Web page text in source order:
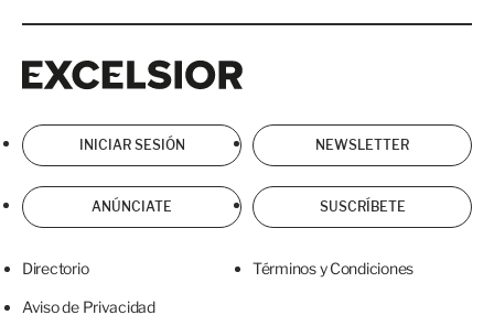
INICIAR SESIÓN
ANÚNCIATE SUSCRÍBETE
Directorio Términos y Condiciones
Aviso de Privacidad
Secciones